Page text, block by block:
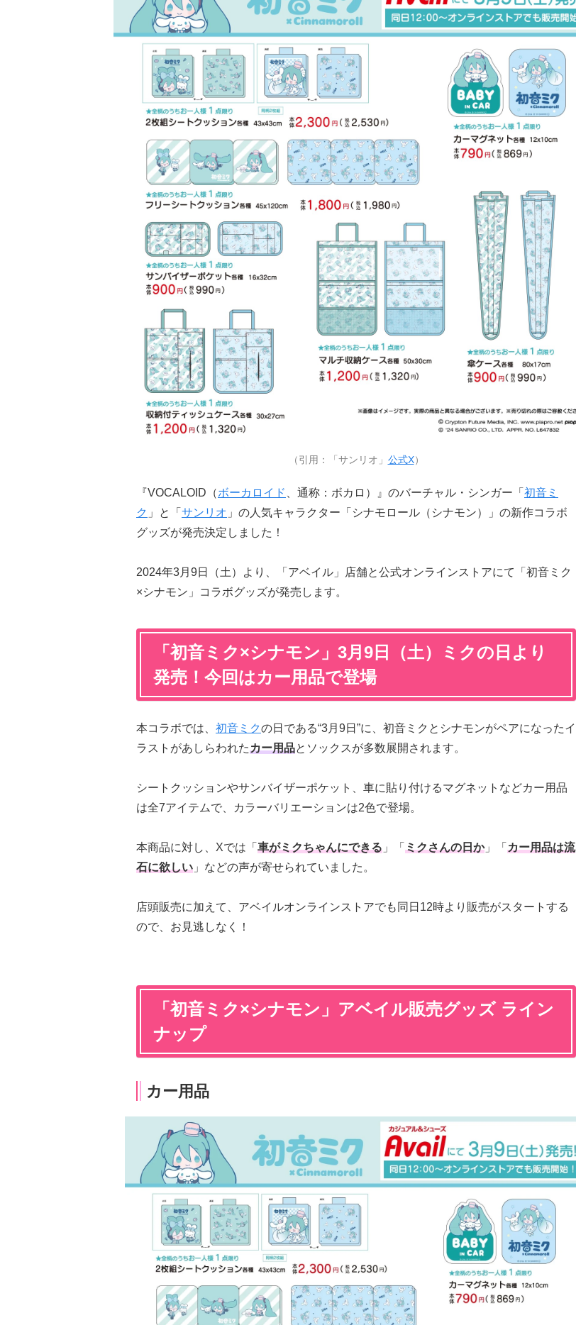
（引用：「サンリオ」 公式X）
『VOCALOID（ボーカロイド 、通称：ボカロ）』のバーチャル・シンガー「 初音ミ
ク 」と「 サンリオ 」の人気キャラクター「シナモロール（シナモン）」の新作コラボ
グッズが発売決定しました！
2024年3月9日（土）より、「アベイル」店舗と公式オンラインストアにて「初音ミク
×シナモン」コラボグッズが発売します。
「初音ミク×シナモン」3月9日（土）ミクの日より
発売！今回はカー用品で登場
本コラボでは、 初音ミクの日である“3月9日”に、初音ミクとシナモンがペアになったイ
ラストがあしらわれたカー用品とソックスが多数展開されます。
シートクッションやサンバイザーポケット、車に貼り付けるマグネットなどカー用品
は全7アイテムで、カラーバリエーションは2色で登場。
本商品に対し、Xでは「 車がミクちゃんにできる 」「 ミクさんの日か」「 カー用品は流
石に欲しい 」などの声が寄せられていました。
店頭販売に加えて、アベイルオンラインストアでも同日12時より販売がスタートする
ので、お見逃しなく！
「初音ミク×シナモン」アベイル販売グッズ ライン
ナップ
カー用品